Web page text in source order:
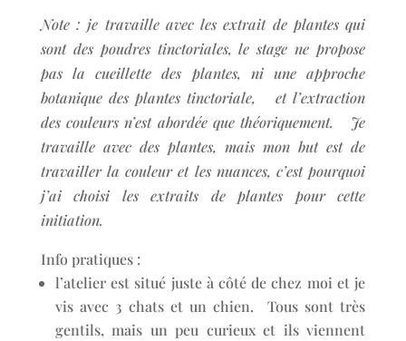
Note : je travaille avec les extrait de plantes qui
sont des poudres tinctoriales, le stage ne propose
pas la cueillette des plantes, ni une approche
botanique des plantes tinctoriale, et l’extraction
des couleurs n’est abordée que théoriquement. Je
travaille avec des plantes, mais mon but est de
travailler la couleur et les nuances, c’est pourquoi
j’ai choisi les extraits de plantes pour cette
initiation.
Info pratiques :
l’atelier est situé juste à côté de chez moi et je
vis avec 3 chats et un chien. Tous sont très
gentils, mais un peu curieux et ils viennent